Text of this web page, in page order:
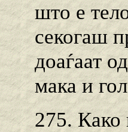
што е
секогаш
доаѓаат
мака и
275. Како